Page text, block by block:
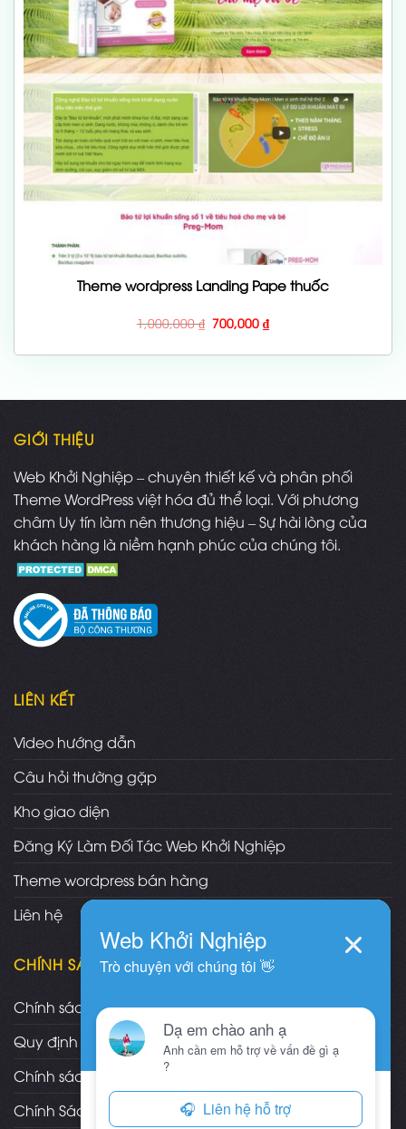
Theme wordpress Landing Pape thuốc
1,000,000₫ Giá
gốc
1,000,000 ₫.
700,000₫Giá
hiện
là:
GIỚI THIỆU
Web Khởi Nghiệp – chuyên thiết kế và phân phối
Theme WordPress việt hóa đủ thể loại. Với phương
châm Uy tín làm nên thương hiệu – Sự hài lòng của
khách hàng là niềm hạnh phúc của chúng tôi.
LIÊN KẾT
Video hướng dẫn
Câu hỏi thường gặp
Kho giao diện
Đăng Ký Làm Đối Tác Web Khởi Nghiệp
Theme wordpress bán hàng
Liên hệ
CHÍNH SÁCH
Chính sách và quy định chung
Quy định và hình thức thanh toán
Chính sách vận chuyển/giao nhận/cài đặt
Chính Sách Bảo Hành, Bảo Trì Theme